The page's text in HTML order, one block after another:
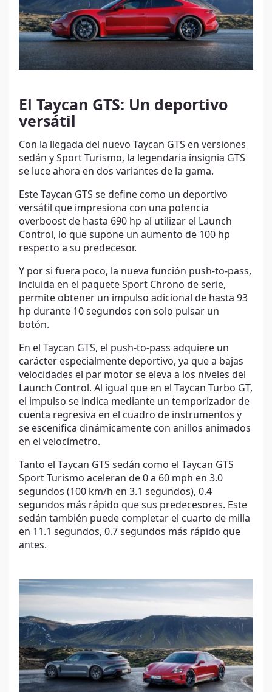
El Taycan GTS: Un deportivo
versátil
Con la llegada del nuevo Taycan GTS en versiones
sedán y Sport Turismo, la legendaria insignia GTS
se luce ahora en dos variantes de la gama.
Este Taycan GTS se define como un deportivo
versátil que impresiona con una potencia
overboost de hasta 690 hp al utilizar el Launch
Control, lo que supone un aumento de 100 hp
respecto a su predecesor.
Y por si fuera poco, la nueva función push-to-pass,
incluida en el paquete Sport Chrono de serie,
permite obtener un impulso adicional de hasta 93
hp durante 10 segundos con solo pulsar un
botón.
En el Taycan GTS, el push-to-pass adquiere un
carácter especialmente deportivo, ya que a bajas
velocidades el par motor se eleva a los niveles del
Launch Control. Al igual que en el Taycan Turbo GT,
el impulso se indica mediante un temporizador de
cuenta regresiva en el cuadro de instrumentos y
se escenifica dinámicamente con anillos animados
en el velocímetro.
Tanto el Taycan GTS sedán como el Taycan GTS
Sport Turismo aceleran de 0 a 60 mph en 3.0
segundos (100 km/h en 3.1 segundos), 0.4
segundos más rápido que sus predecesores. Este
sedán también puede completar el cuarto de milla
en 11.1 segundos, 0.7 segundos más rápido que
antes.